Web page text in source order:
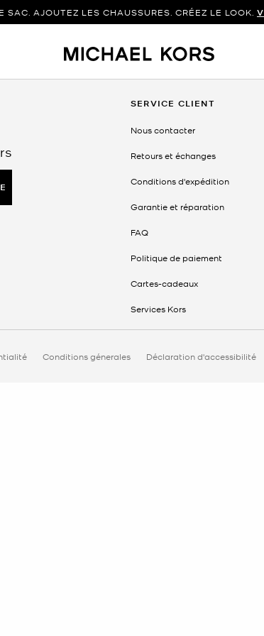
SAC. AJOUTEZ LES CHAUSSURES. CRÉEZ LE LOOK.
SERVICE CLIENT
Nous contacter
Retours et échanges
Conditions d'expédition
Garantie et réparation
FAQ
Politique de paiement
Cartes-cadeaux
Services Kors
Conditions génerales Déclaration d'accessibilité